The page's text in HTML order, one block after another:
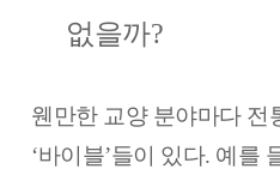
없을까?
웬만한 교양 분야마다 전
‘바이블’들이 있다. 예를